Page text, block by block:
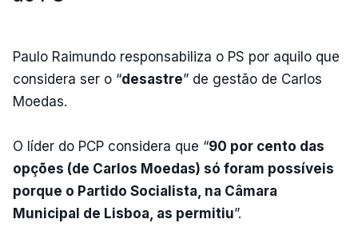
Paulo Raimundo responsabiliza o PS por aquilo que
considera ser o “desastre” de gestão de Carlos
Moedas.
O líder do PCP considera que “90 por cento das
opções (de Carlos Moedas) só foram possíveis
porque o Partido Socialista, na Câmara
Municipal de Lisboa, as permitiu”.